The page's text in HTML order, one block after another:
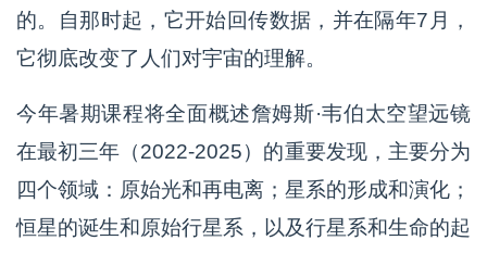
的。自那时起，它开始回传数据，并在隔年7月，
它彻底改变了人们对宇宙的理解。
今年暑期课程将全面概述詹姆斯·韦伯太空望远镜
在最初三年（2022-2025）的重要发现，主要分为
四个领域：原始光和再电离；星系的形成和演化；
恒星的诞生和原始行星系，以及行星系和生命的起